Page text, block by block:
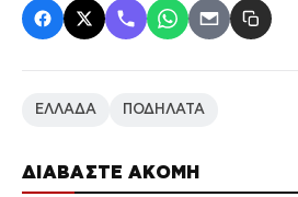
ΔΙΑΒΑΣΤΕ ΑΚΟΜΗ
ΕΛΛΑΔΑ ΠΟΔΗΛΑΤΑ